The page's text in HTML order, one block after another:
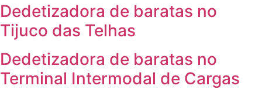
Dedetizadora de baratas no
Tijuco das Telhas
Dedetizadora de baratas no
Terminal Intermodal de Cargas